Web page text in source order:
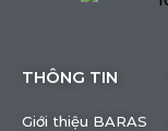
THÔNG TIN
Giới thiệu BARAS